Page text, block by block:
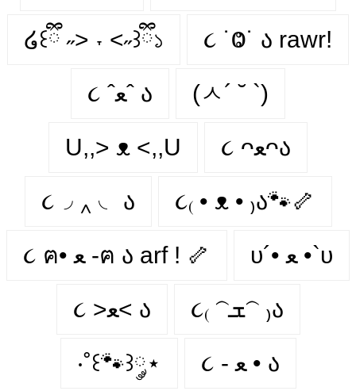
໒꒰ྀི ˶> ˕ <˶꒱ྀི১ ૮ ˙Ⱉ˙ ა rawr!
૮ ˆﻌˆ ა (ㅅ´ ˘ `)
U,,> ᴥ <,,U ૮ ᴖﻌᴖა
૮◞ ‸ ◟ ა ૮₍ • ᴥ • ₎ა🐾🦴
૮ ฅ• ﻌ -ฅ ა arf ! 🦴 υ´• ﻌ •`υ
૮ >ﻌ< ა ૮₍ 𝁽ܫ𝁽 ₎ა
‧˚꒰🐾꒱༘⋆ ૮ - ﻌ • ა